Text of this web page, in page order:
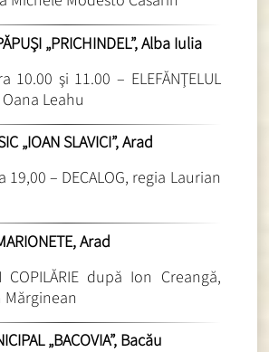
„PRICHINDEL”, Alba Iulia
10.00 şi 11.00 – ELEFĂNŢELUL
Oana Leahu
„IOAN SLAVICI”, Arad
– DECALOG, regia Laurian
Arad
COPILĂRIE după Ion Creangă,
Mărginean
„BACOVIA”, Bacău